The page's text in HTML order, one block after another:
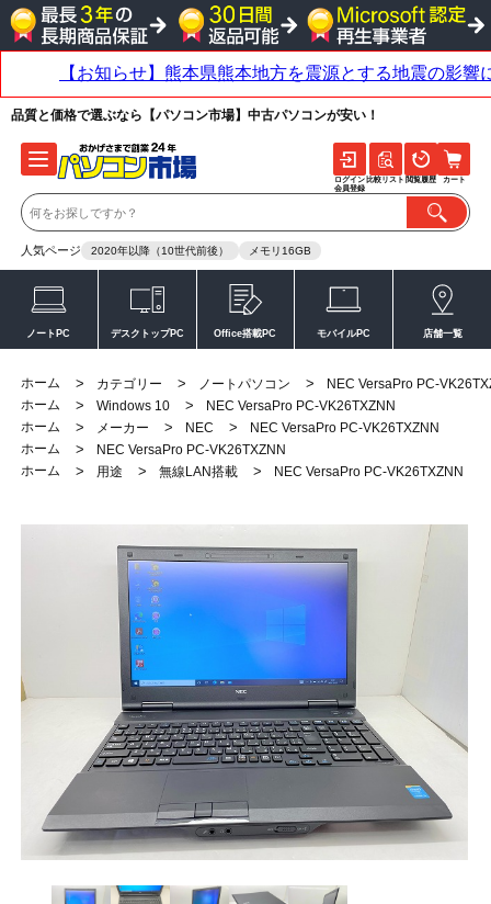
品質と価格で選ぶなら【パソコン市場】中古パソコンが安い！
人気ページ 2020年以降（10世代前後） メモリ16GB
ログイン
会員登録
比較リスト 閲覧履歴 カート
ノートPC デスクトップPC Office搭載PC モバイルPC 店舗一覧
ホーム > カテゴリー > ノートパソコン >
NEC VersaPro PC-
ホーム
> Windows 10 >
NEC VersaPro PC-VK26TXZNN
ホーム
> メーカー > NEC >
NEC VersaPro PC-VK26TXZNN
ホーム
>
NEC VersaPro PC-VK26TXZNN
ホーム
> 用途 > 無線LAN搭載 > NEC VersaPro PC-VK26TXZNN